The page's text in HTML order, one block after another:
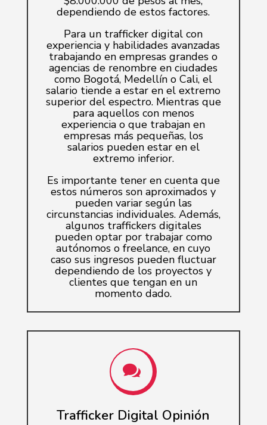
dependiendo de estos factores.
Para un trafficker digital con
experiencia y habilidades avanzadas
trabajando en empresas grandes o
agencias de renombre en ciudades
como Bogotá, Medellín o Cali, el
salario tiende a estar en el extremo
superior del espectro. Mientras que
para aquellos con menos
experiencia o que trabajan en
empresas más pequeñas, los
salarios pueden estar en el
extremo inferior.
Es importante tener en cuenta que
estos números son aproximados y
pueden variar según las
circunstancias individuales. Además,
algunos traffickers digitales
pueden optar por trabajar como
autónomos o freelance, en cuyo
caso sus ingresos pueden fluctuar
dependiendo de los proyectos y
clientes que tengan en un
momento dado.

Trafficker Digital Opinión